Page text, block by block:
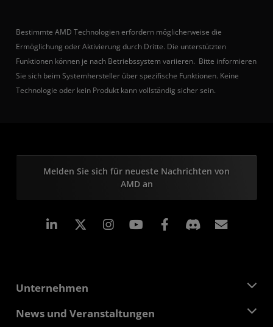
Bestimmte AMD Technologien erfordern möglicherweise die
Ermöglichung oder Aktivierung durch Dritte. Die unterstützten
Funktionen können je nach Betriebssystem variieren. Bitte informieren
Sie sich beim Systemhersteller über spezifische Funktionen. Keine
Technologie oder kein Produkt kann vollständig sicher sein.
Melden Sie sich für neueste Nachrichten von
AMD an
LinkedIn Instagram Facebook
Unternehmen
Über AMD
News und Veranstaltungen